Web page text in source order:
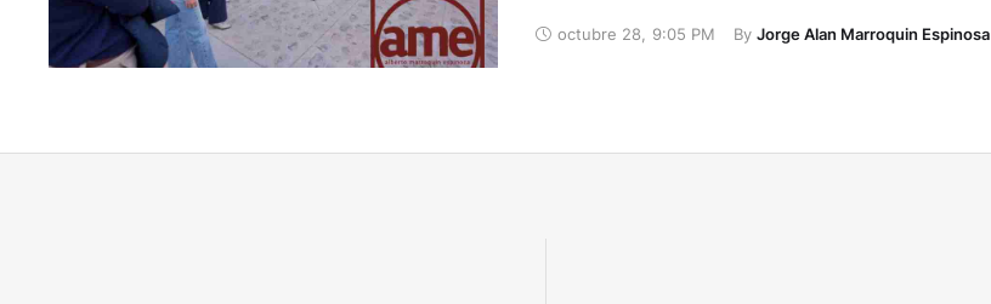
octubre 28 9:05 PM By Jorge Alan Marroquin Espinosa